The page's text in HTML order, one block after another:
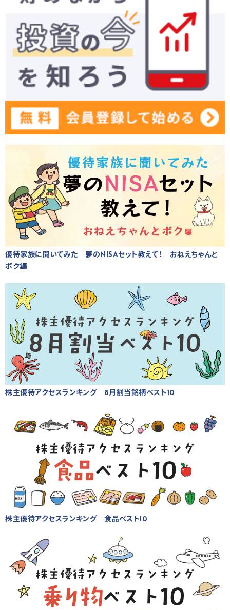
優待家族に聞いてみた 夢のNISAセット教えて！ おねえちゃんと
ボク編
株主優待アクセスランキング 8月割当銘柄ベスト10
株主優待アクセスランキング 食品ベスト10